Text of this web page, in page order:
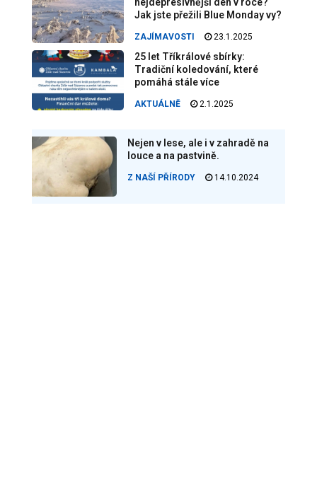
Jak jste přežili Blue Monday vy?
ZAJÍMAVOSTI 23.1.2025
25 let Tříkrálové sbírky:
Tradiční koledování, které
pomáhá stále více
AKTUÁLNĚ 2.1.2025
Nejen v lese, ale i v zahradě na
louce a na pastvině.
Z NAŠÍ PŘÍRODY 14.10.2024